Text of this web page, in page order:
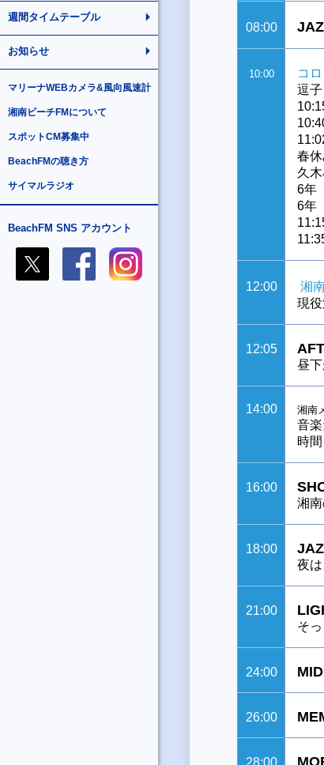
週間タイムテーブル
お知らせ
マリーナWEBカメラ&風向風速計
湘南ビーチFMについて
スポットCM募集中
BeachFMの聴き方
サイマルラジオ
BeachFM SNS アカウント
08:00
10:00 コ
逗
春
久
6年
6年
12:00 湘
現
12:05
昼
14:00 湘南
音
時間
16:00
湘
18:00
夜
21:00
そ
24:00
26:00
28:00